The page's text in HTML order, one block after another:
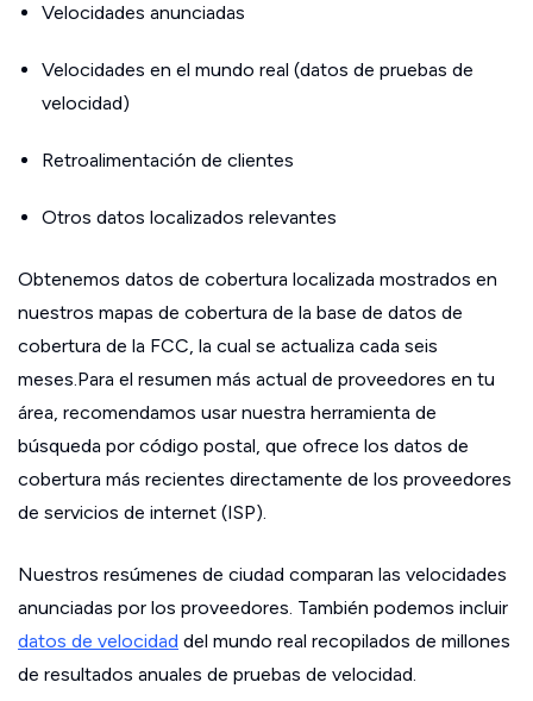
Velocidades anunciadas
Velocidades en el mundo real (datos de pruebas de
velocidad)
Retroalimentación de clientes
Otros datos localizados relevantes
Obtenemos datos de cobertura localizada mostrados en
nuestros mapas de cobertura de la base de datos de
cobertura de la FCC, la cual se actualiza cada seis
meses.Para el resumen más actual de proveedores en tu
área, recomendamos usar nuestra herramienta de
búsqueda por código postal, que ofrece los datos de
cobertura más recientes directamente de los proveedores
de servicios de internet (ISP).
Nuestros resúmenes de ciudad comparan las velocidades
anunciadas por los proveedores. También podemos incluir
datos de velocidad del mundo real recopilados de millones
de resultados anuales de pruebas de velocidad.